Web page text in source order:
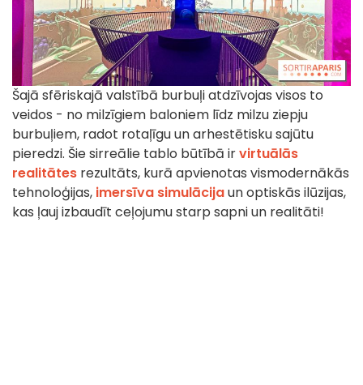
Šajā sfēriskajā valstībā burbuļi atdzīvojas visos to
veidos - no milzīgiem baloniem līdz milzu ziepju
burbuļiem, radot rotaļīgu un arhestētisku sajūtu
pieredzi. Šie sirreālie tablo būtībā irvirtuālās
realitātes rezultāts, kurā apvienotas vismodernākās
tehnoloģijas, imersīva simulācijaun optiskās ilūzijas,
kas ļauj izbaudīt ceļojumu starp sapni un realitāti!